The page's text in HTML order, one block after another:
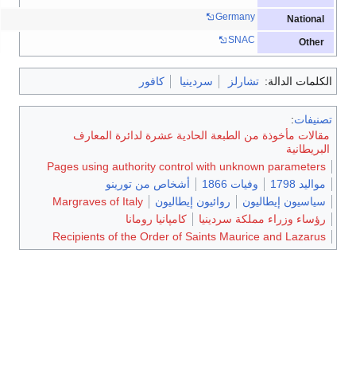
National
Germany
Other
SNAC
الكلمات الدالة: تشارلز سردينيا كافور
تصنيفات:
مقالات مأخوذة من الطبعة الحادية عشرة لدائرة المعارف
البريطانية
Pages using authority control with unknown parameters
مواليد 1798
وفيات 1866
أشخاص من تورينو
سياسيون إيطاليون
روائيون إيطاليون
Margraves of Italy
رؤساء وزراء مملكة سردينيا
كامپانيا رومانا
Recipients of the Order of Saints Maurice and Lazarus